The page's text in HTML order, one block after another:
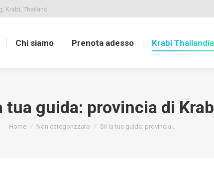
Krabi, Thailand
Chi siamo Prenota adesso Krabi Thailandia
tua guida: provincia di
You are here:
Home Non categorizzato Sii la tua guida: provincia…